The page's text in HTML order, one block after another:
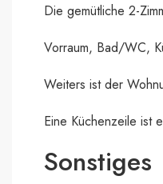
Die gemütliche 2-
Vorraum, Bad/WC,
Weiters ist der
Eine Küchenzeile ist
Sonstiges